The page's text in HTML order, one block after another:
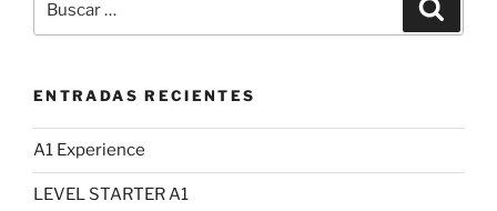
por:
ENTRADAS RECIENTES
A1 Experience
LEVEL STARTER A1